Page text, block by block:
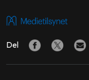
FORFATTER
Nagisa Ôshima
Del